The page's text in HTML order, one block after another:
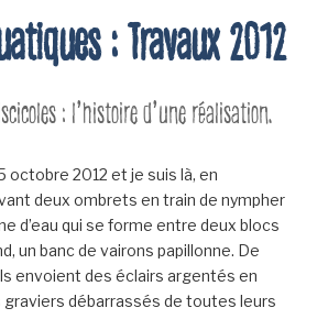
: Travaux 2012
: l’histoire d’une réalisation.
octobre 2012 et je suis là, en
deux ombrets en train de nympher
d’eau qui se forme entre deux blocs
un banc de vairons papillonne. De
envoient des éclairs argentés en
graviers débarrassés de toutes leurs